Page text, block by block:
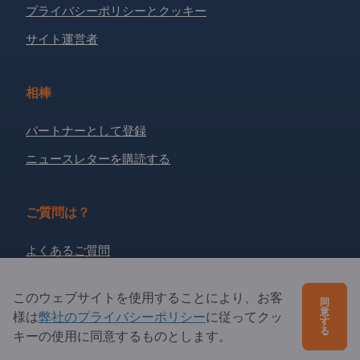
プライバシーポリシーとクッキー
サイト運営者
相棒
パートナーとして登録
ニュースレターを購読する
ご質問は？
よくあるご質問
当社概要
エクスポートページズへの質問
このウェブサイトを使用することにより、お客
様は弊社のプライバシーポリシーに従ってクッ
キーの使用に同意するものとします。
同
意
す
る